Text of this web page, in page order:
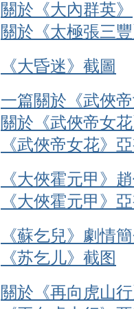
關於《大內群英》
關於《太極張三
《大昏迷》截圖
一篇關於《武俠
關於《武俠帝女
《武俠帝女花》
《大俠霍元甲》
《大俠霍元甲》
《蘇乞兒》劇情
《苏乞儿》截图
關於《再向虎山